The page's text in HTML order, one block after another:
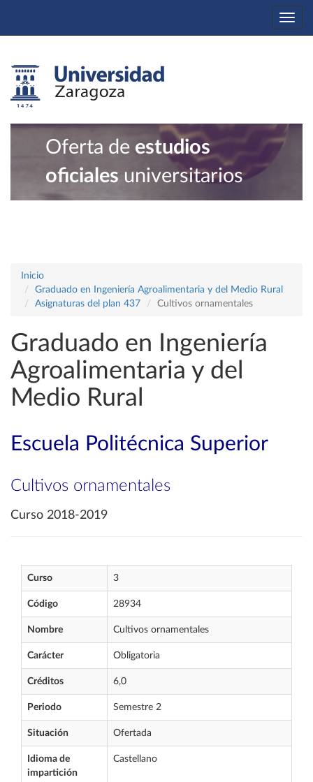
Oferta de estudios
oficiales universitarios
Inicio
Graduado en Ingeniería Agroalimentaria y del Medio Rural
Asignaturas del plan 437
Cultivos ornamentales
Graduado en Ingeniería
Agroalimentaria y del
Medio Rural
Escuela Politécnica Superior
Cultivos ornamentales
Curso 2018-2019
Curso 3
Código 28934
Nombre Cultivos ornamentales
Carácter Obligatoria
Créditos 6,0
Periodo Semestre 2
Situación Ofertada
Idioma de
impartición
Castellano